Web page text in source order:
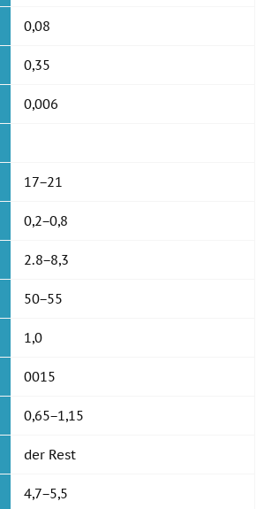
0,08
0,35
0,006
17−21
0,2−0,8
2.8−8,3
50−55
1,0
0015
0,65−1,15
der Rest
4,7−5,5